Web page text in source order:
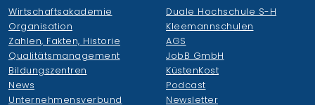
Wirtschaftsakademie
Organisation
Zahlen, Fakten, Historie
Qualitätsmanagement
Bildungszentren
News
Unternehmensverbund
Duale Hochschule S-H
Kleemannschulen
AGS
JobB GmbH
KüstenKost
Podcast
Newsletter